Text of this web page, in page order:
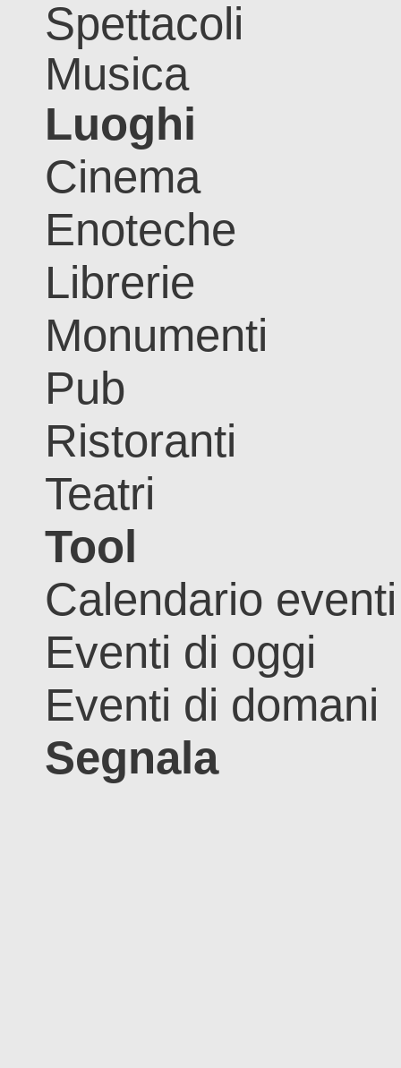
Spettacoli
Musica
Luoghi
Cinema
Enoteche
Librerie
Monumenti
Pub
Ristoranti
Teatri
Tool
Calendario eventi
Eventi di oggi
Eventi di domani
Segnala